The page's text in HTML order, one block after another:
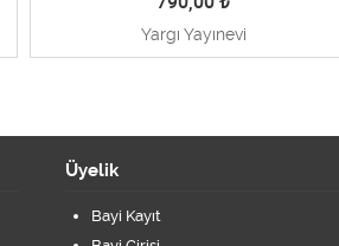
Yargı Yayınevi
Üyelik
Bayi Kayıt